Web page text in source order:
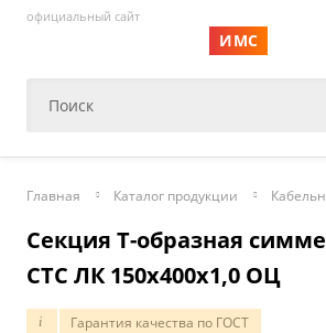
официальный сайт
ИМС
Главная Каталог продукции
Секция T-образная
СТС ЛК 150х400х1,0 ОЦ
i Гарантия качества по ГОСТ